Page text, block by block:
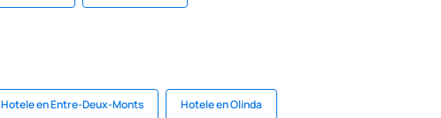
Hotele en Entre-Deux-Monts Hotele en Olinda